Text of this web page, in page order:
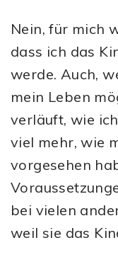
Nein, für mich
dass ich das
werde. Auch,
mein Leben
verläuft, wie
viel mehr, wie
vorgesehen
bei vielen
weil sie das